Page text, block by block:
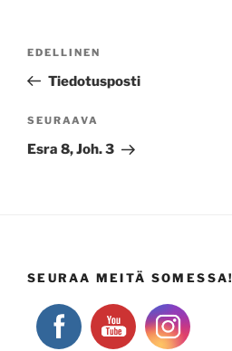
Edellinen
artikkeli
EDELLINEN
Tiedotusposti
Seuraava
artikkeli
SEURAAVA
Esra 8, Joh. 3
SEURAA MEITÄ SOMESSA!